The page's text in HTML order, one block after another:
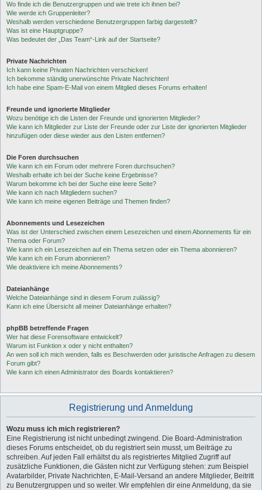
Wo finde ich die Benutzergruppen und wie trete ich ihnen bei?
Wie werde ich Gruppenleiter?
Weshalb werden verschiedene Benutzergruppen farbig dargestellt?
Was ist eine Hauptgruppe?
Was bedeutet der „Das Team“-Link auf der Startseite?
Private Nachrichten
Ich kann keine Privaten Nachrichten verschicken!
Ich bekomme ständig unerwünschte Private Nachrichten!
Ich habe eine Spam-E-Mail von einem Mitglied dieses Forums erhalten!
Freunde und ignorierte Mitglieder
Wozu benötige ich die Listen der Freunde und ignorierten Mitglieder?
Wie kann ich Mitglieder zur Liste der Freunde oder zur Liste der ignorierten Mitglieder
hinzufügen oder diese wieder aus den Listen entfernen?
Die Foren durchsuchen
Wie kann ich ein Forum oder mehrere Foren durchsuchen?
Weshalb erhalte ich bei der Suche keine Ergebnisse?
Warum bekomme ich bei der Suche eine leere Seite?
Wie kann ich nach Mitgliedern suchen?
Wie kann ich meine eigenen Beiträge und Themen finden?
Abonnements und Lesezeichen
Was ist der Unterschied zwischen einem Lesezeichen und einem Abonnements für ein
Thema oder Forum?
Wie kann ich ein Lesezeichen auf ein Thema setzen oder ein Thema abonnieren?
Wie kann ich ein Forum abonnieren?
Wie deaktiviere ich meine Abonnements?
Dateianhänge
Welche Dateianhänge sind in diesem Forum zulässig?
Kann ich eine Übersicht all meiner Dateianhänge erhalten?
phpBB betreffende Fragen
Wer hat diese Forensoftware entwickelt?
Warum ist Funktion x oder y nicht enthalten?
An wen soll ich mich wenden, falls es Beschwerden oder juristische Anfragen zu diesem
Forum gibt?
Wie kann ich einen Administrator des Boards kontaktieren?
Registrierung und Anmeldung
Wozu muss ich mich registrieren?
Eine Registrierung ist nicht unbedingt zwingend. Die Board-Administration
dieses Forums entscheidet, ob du registriert sein musst, um Beiträge zu
schreiben. Auf jeden Fall erhältst du als registriertes Mitglied Zugriff auf
zusätzliche Funktionen, die Gästen nicht zur Verfügung stehen: zum Beispiel
Avatarbilder, Private Nachrichten, E-Mail-Versand an andere Mitglieder, Beitritt
zu Benutzergruppen und so weiter. Wir empfehlen dir eine Anmeldung, da sie